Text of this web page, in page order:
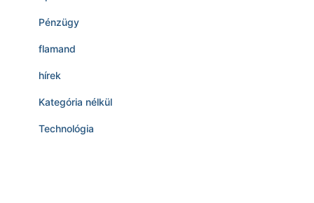
Pénzügy
flamand
hírek
Kategória nélkül
Technológia